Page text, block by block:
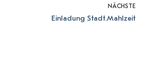
NÄCHSTE
Einladung Stadt.Mahlzeit